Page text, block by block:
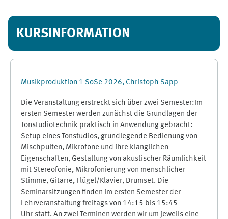
KURSINFORMATION
Musikproduktion 1 SoSe 2026, Christoph Sapp
Die Veranstaltung erstreckt sich über zwei Semester:Im
ersten Semester werden zunächst die Grundlagen der
Tonstudiotechnik praktisch in Anwendung gebracht:
Setup eines Tonstudios, grundlegende Bedienung von
Mischpulten, Mikrofone und ihre klanglichen
Eigenschaften, Gestaltung von akustischer Räumlichkeit
mit Stereofonie, Mikrofonierung von menschlicher
Stimme, Gitarre, Flügel/Klavier, Drumset. Die
Seminarsitzungen finden im ersten Semester der
Lehrveranstaltung freitags von 14:15 bis 15:45
Uhr statt. An zwei Terminen werden wir um jeweils eine